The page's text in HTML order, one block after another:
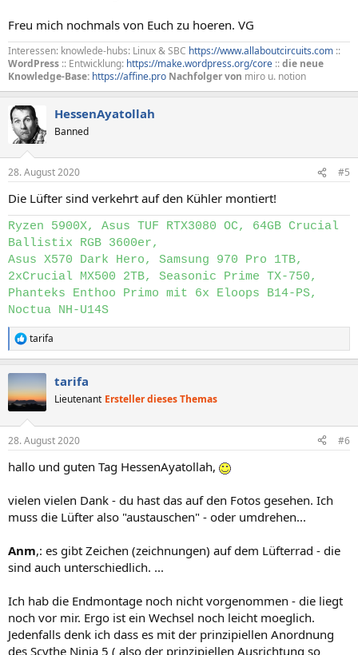
Freu mich nochmals von Euch zu hoeren. VG
Interessen: knowlede-hubs: Linux & SBC https://www.allaboutcircuits.com ::
WordPress :: Entwicklung: https://make.wordpress.org/core ::die neue
Knowledge-Base: https://affine.pro Nachfolger von miro u. notion
HessenAyatollah
Banned
28. August 2020 #5
Die Lüfter sind verkehrt auf den Kühler montiert!
Ryzen 5900X, Asus TUF RTX3080 OC, 64GB Crucial
Ballistix RGB 3600er,
Asus X570 Dark Hero, Samsung 970 Pro 1TB,
2xCrucial MX500 2TB, Seasonic Prime TX-750,
Phanteks Enthoo Primo mit 6x Eloops B14-PS,
Noctua NH-U14S
R
e
k
t
i
e
:
tarifa
tarifa
Lieutenant Ersteller dieses Themas
28. August 2020 #6
hallo und guten Tag HessenAyatollah,
vielen vielen Dank - du hast das auf den Fotos gesehen. Ich
muss die Lüfter also "austauschen" - oder umdrehen...
Anm,: es gibt Zeichen (zeichnungen) auf dem Lüfterrad - die
sind auch unterschiedlich. ...
Ich hab die Endmontage noch nicht vorgenommen - die liegt
noch vor mir. Ergo ist ein Wechsel noch leicht moeglich.
Jedenfalls denk ich dass es mit der prinzipiellen Anordnung
des Scythe Ninia 5 ( also der prinzipiellen Ausrichtung so